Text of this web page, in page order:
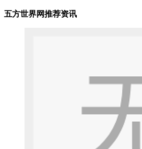
五方世界网推荐资讯